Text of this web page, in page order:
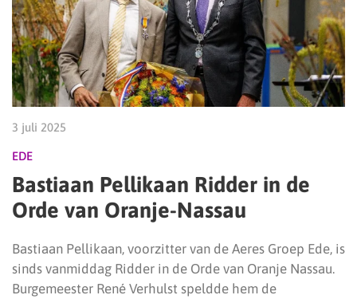
3 juli 2025
EDE
Bastiaan Pellikaan Ridder in de
Orde van Oranje-Nassau
Bastiaan Pellikaan, voorzitter van de Aeres Groep Ede, is
sinds vanmiddag Ridder in de Orde van Oranje Nassau.
Burgemeester René Verhulst speldde hem de